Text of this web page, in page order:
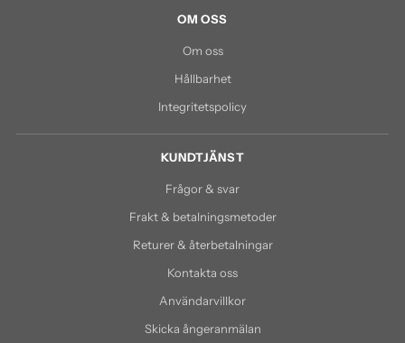
OM OSS
Om oss
Hållbarhet
Integritetspolicy
KUNDTJÄNST
Frågor & svar
Frakt & betalningsmetoder
Returer & återbetalningar
Kontakta oss
Användarvillkor
Skicka ångeranmälan